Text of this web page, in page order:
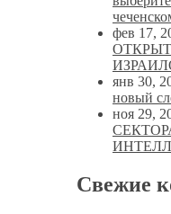
фев 17,
янв 30,
новый
ноя 29,
Свежие